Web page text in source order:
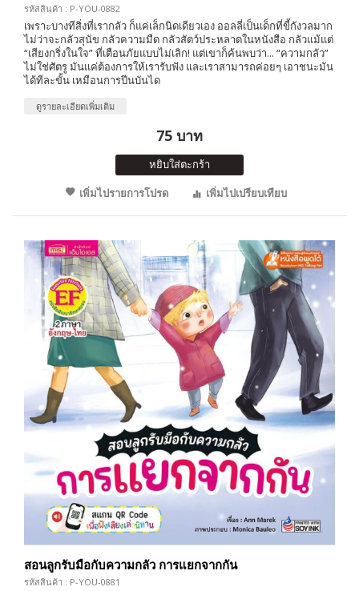
รหัสสินค้า : P-YOU-0882
เพราะบางทีสิ่งที่เรากลัว ก็แค่เล็กนิดเดียวเอง ออลลี่เป็นเด็กที่ขี้กังวลมาก
ไม่ว่าจะกลัวสุนัข กลัวความมืด กลัวสัตว์ประหลาดในหนังสือ กลัวแม้แต่
“เสียงกริ่งในใจ” ที่เตือนภัยแบบไม่เลิก! แต่เขาก็ค้นพบว่า... “ความกลัว”
ไม่ใช่ศัตรู มันแค่ต้องการให้เรารับฟัง และเราสามารถค่อยๆ เอาชนะมัน
ได้ทีละขั้น เหมือนการปีนบันได
ดูรายละเอียดเพิ่มเติม
75 บาท
หยิบใส่ตะกร้า
เพิ่มไปรายการโปรด
เพิ่มไปเปรียบเทียบ
สอนลูกรับมือกับความกลัว การแยกจากกัน
รหัสสินค้า : P-YOU-0881